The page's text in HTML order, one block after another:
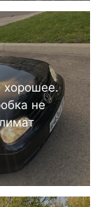
хорошее.
не